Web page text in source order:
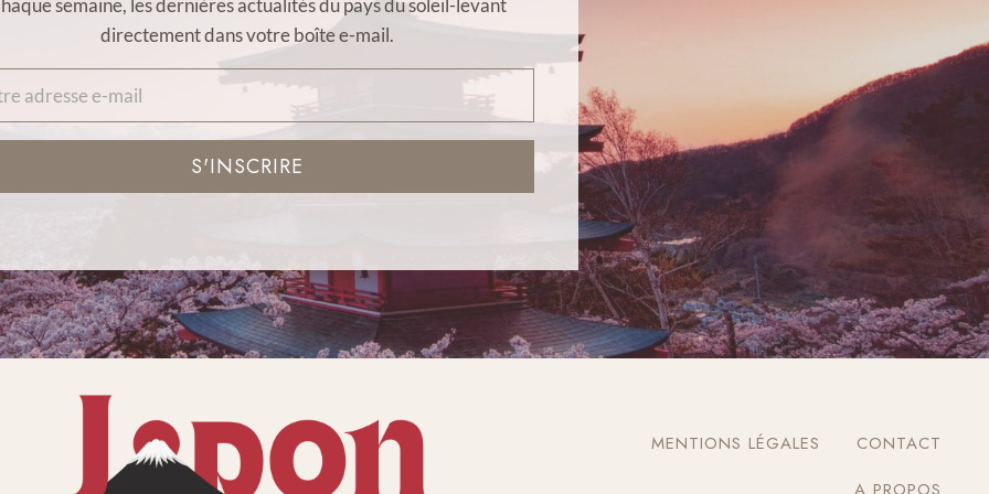
semaine, les dernières actualités du pays du soleil-levant
directement dans votre boîte e-mail.
S'INSCRIRE
MENTIONS LÉGALES
CONTACT
A PROPOS